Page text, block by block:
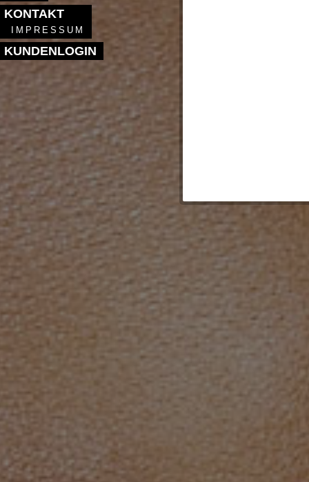
KONTAKT
IMPRESSUM
KUNDENLOGIN